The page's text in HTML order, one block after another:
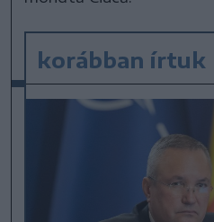
korábban írtuk